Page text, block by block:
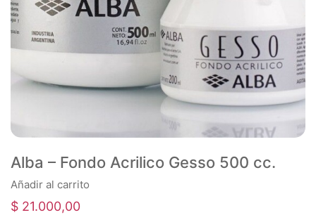
Alba – Fondo Acrilico Gesso 500 cc.
Añadir al carrito
$ 21.000,00